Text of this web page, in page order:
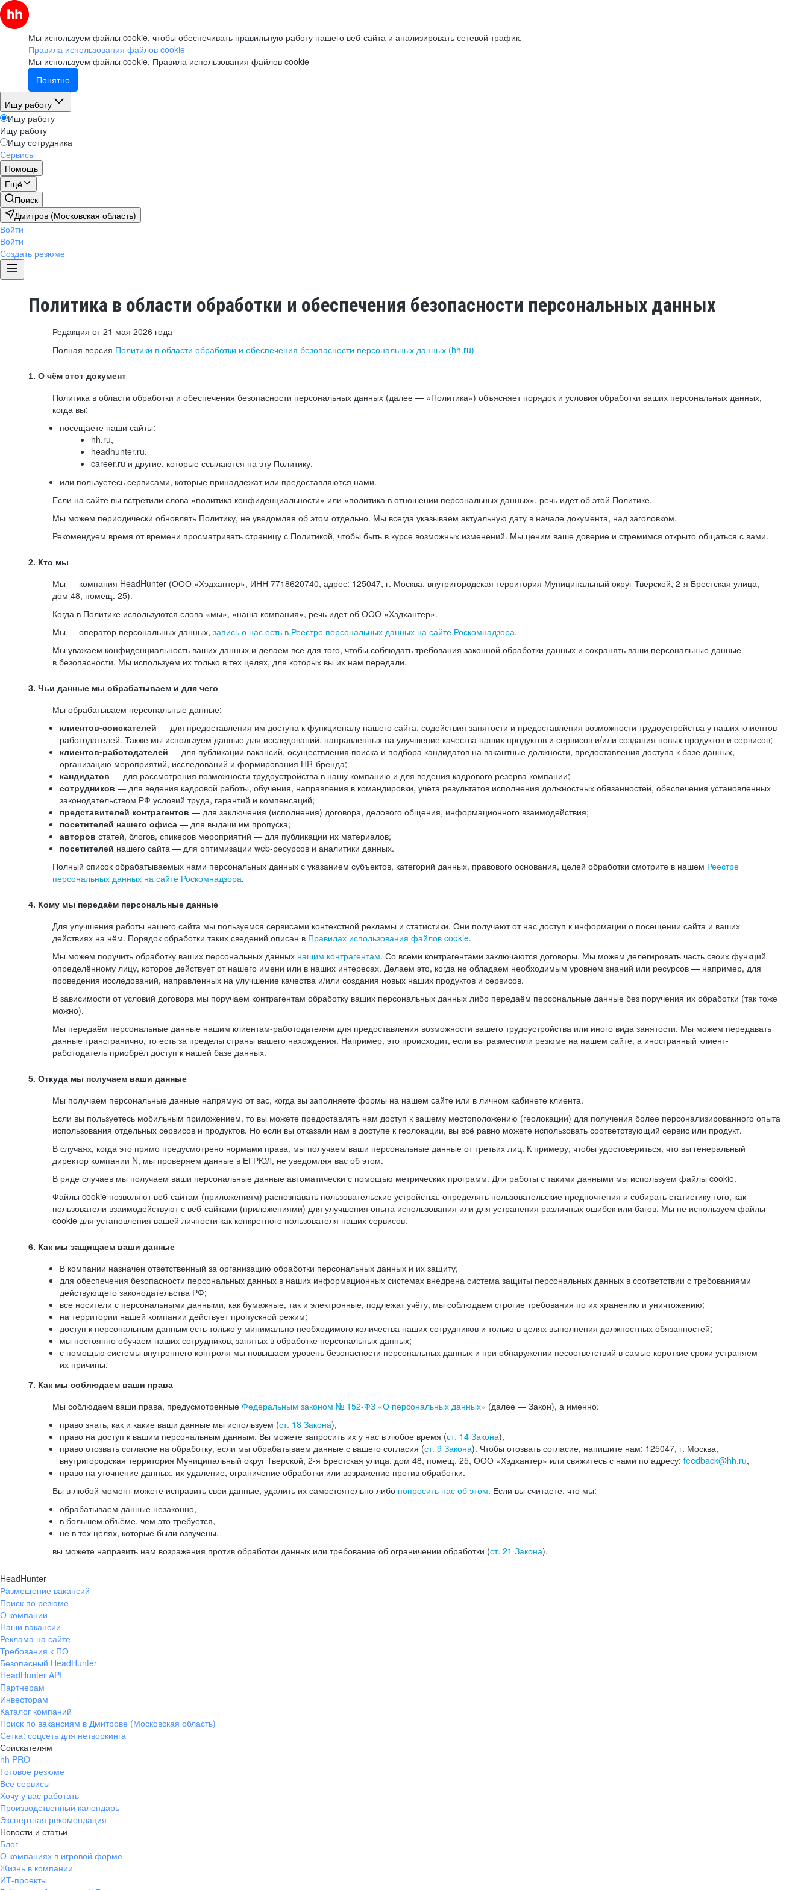
Мы используем файлы cookie, чтобы обеспечивать правильную работу нашего веб-сайта и анализировать сетевой трафик.
Правила использования файлов cookie
Мы используем файлы cookie. Правила использования файлов cookie
Понятно
Ищу работу
Ищу работу
Ищу работу
Ищу сотрудника
Сервисы
Помощь
Ещё
Поиск
Дмитров (Московская область)
Войти
Войти
Создать резюме
Политика в области обработки и обеспечения безопасности персональных данных
Редакция от 21 мая 2026 года
Полная версия Политики в области обработки и обеспечения безопасности персональных данных (hh.ru)
1. О чём этот документ
Политика в области обработки и обеспечения безопасности персональных данных (далее — «Политика») объясняет порядок и условия обработки ваших персональных данных,
когда вы:
посещаете наши сайты:
hh.ru,
headhunter.ru,
career.ru и другие, которые ссылаются на эту Политику,
или пользуетесь сервисами, которые принадлежат или предоставляются нами.
Если на сайте вы встретили слова «политика конфиденциальности» или «политика в отношении персональных данных», речь идет об этой Политике.
Мы можем периодически обновлять Политику, не уведомляя об этом отдельно. Мы всегда указываем актуальную дату в начале документа, над заголовком.
Рекомендуем время от времени просматривать страницу с Политикой, чтобы быть в курсе возможных изменений. Мы ценим ваше доверие и стремимся открыто общаться с вами.
2. Кто мы
Мы — компания HeadHunter (ООО «Хэдхантер», ИНН 7718620740, адрес: 125047, г. Москва, внутригородская территория Муниципальный округ Тверской, 2-я Брестская улица,
дом 48, помещ. 25).
Когда в Политике используются слова «мы», «наша компания», речь идет об ООО «Хэдхантер».
Мы — оператор персональных данных, запись о нас есть в Реестре персональных данных на сайте Роскомнадзора.
Мы уважаем конфиденциальность ваших данных и делаем всё для того, чтобы соблюдать требования законной обработки данных и сохранять ваши персональные данные
в безопасности. Мы используем их только в тех целях, для которых вы их нам передали.
3. Чьи данные мы обрабатываем и для чего
Мы обрабатываем персональные данные:
клиентов-соискателей — для предоставления им доступа к функционалу нашего сайта, содействия занятости и предоставления возможности трудоустройства у наших клиентов-
работодателей. Также мы используем данные для исследований, направленных на улучшение качества наших продуктов и сервисов и/или создания новых продуктов и сервисов;
клиентов-работодателей — для публикации вакансий, осуществления поиска и подбора кандидатов на вакантные должности, предоставления доступа к базе данных,
организацию мероприятий, исследований и формирования HR-бренда;
кандидатов — для рассмотрения возможности трудоустройства в нашу компанию и для ведения кадрового резерва компании;
сотрудников — для ведения кадровой работы, обучения, направления в командировки, учёта результатов исполнения должностных обязанностей, обеспечения установленных
законодательством РФ условий труда, гарантий и компенсаций;
представителей контрагентов — для заключения (исполнения) договора, делового общения, информационного взаимодействия;
посетителей нашего офиса — для выдачи им пропуска;
авторов статей, блогов, спикеров мероприятий — для публикации их материалов;
посетителей нашего сайта — для оптимизации web-ресурсов и аналитики данных.
Полный список обрабатываемых нами персональных данных с указанием субъектов, категорий данных, правового основания, целей обработки смотрите в нашем Реестре
персональных данных на сайте Роскомнадзора.
4. Кому мы передаём персональные данные
Для улучшения работы нашего сайта мы пользуемся сервисами контекстной рекламы и статистики. Они получают от нас доступ к информации о посещении сайта и ваших
действиях на нём. Порядок обработки таких сведений описан в Правилах использования файлов cookie.
Мы можем поручить обработку ваших персональных данных нашим контрагентам. Со всеми контрагентами заключаются договоры. Мы можем делегировать часть своих функций
определённому лицу, которое действует от нашего имени или в наших интересах. Делаем это, когда не обладаем необходимым уровнем знаний или ресурсов — например, для
проведения исследований, направленных на улучшение качества и/или создания новых наших продуктов и сервисов.
В зависимости от условий договора мы поручаем контрагентам обработку ваших персональных данных либо передаём персональные данные без поручения их обработки (так тоже
можно).
Мы передаём персональные данные нашим клиентам-работодателям для предоставления возможности вашего трудоустройства или иного вида занятости. Мы можем передавать
данные трансгранично, то есть за пределы страны вашего нахождения. Например, это происходит, если вы разместили резюме на нашем сайте, а иностранный клиент-
работодатель приобрёл доступ к нашей базе данных.
5. Откуда мы получаем ваши данные
Мы получаем персональные данные напрямую от вас, когда вы заполняете формы на нашем сайте или в личном кабинете клиента.
Если вы пользуетесь мобильным приложением, то вы можете предоставлять нам доступ к вашему местоположению (геолокации) для получения более персонализированного опыта
использования отдельных сервисов и продуктов. Но если вы отказали нам в доступе к геолокации, вы всё равно можете использовать соответствующий сервис или продукт.
В случаях, когда это прямо предусмотрено нормами права, мы получаем ваши персональные данные от третьих лиц. К примеру, чтобы удостовериться, что вы генеральный
директор компании N, мы проверяем данные в ЕГРЮЛ, не уведомляя вас об этом.
В ряде случаев мы получаем ваши персональные данные автоматически с помощью метрических программ. Для работы с такими данными мы используем файлы cookie.
Файлы cookie позволяют веб-сайтам (приложениям) распознавать пользовательские устройства, определять пользовательские предпочтения и собирать статистику того, как
пользователи взаимодействуют с веб-сайтами (приложениями) для улучшения опыта использования или для устранения различных ошибок или багов. Мы не используем файлы
cookie для установления вашей личности как конкретного пользователя наших сервисов.
6. Как мы защищаем ваши данные
В компании назначен ответственный за организацию обработки персональных данных и их защиту;
для обеспечения безопасности персональных данных в наших информационных системах внедрена система защиты персональных данных в соответствии с требованиями
действующего законодательства РФ;
все носители с персональными данными, как бумажные, так и электронные, подлежат учёту, мы соблюдаем строгие требования по их хранению и уничтожению;
на территории нашей компании действует пропускной режим;
доступ к персональным данным есть только у минимально необходимого количества наших сотрудников и только в целях выполнения должностных обязанностей;
мы постоянно обучаем наших сотрудников, занятых в обработке персональных данных;
с помощью системы внутреннего контроля мы повышаем уровень безопасности персональных данных и при обнаружении несоответствий в самые короткие сроки устраняем
их причины.
7. Как мы соблюдаем ваши права
Мы соблюдаем ваши права, предусмотренные Федеральным законом № 152-ФЗ «О персональных данных» (далее — Закон), а именно:
право знать, как и какие ваши данные мы используем (ст. 18 Закона),
право на доступ к вашим персональным данным. Вы можете запросить их у нас в любое время (ст. 14 Закона),
право отозвать согласие на обработку, если мы обрабатываем данные с вашего согласия (ст. 9 Закона). Чтобы отозвать согласие, напишите нам: 125047, г. Москва,
внутригородская территория Муниципальный округ Тверской, 2-я Брестская улица, дом 48, помещ. 25, ООО «Хэдхантер» или свяжитесь с нами по адресу: feedback@hh.ru,
право на уточнение данных, их удаление, ограничение обработки или возражение против обработки.
Вы в любой момент можете исправить свои данные, удалить их самостоятельно либо попросить нас об этом. Если вы считаете, что мы:
обрабатываем данные незаконно,
в большем объёме, чем это требуется,
не в тех целях, которые были озвучены,
вы можете направить нам возражения против обработки данных или требование об ограничении обработки (ст. 21 Закона).
HeadHunter
Размещение вакансий
Поиск по резюме
О компании
Наши вакансии
Реклама на сайте
Требования к ПО
Безопасный HeadHunter
HeadHunter API
Партнерам
Инвесторам
Каталог компаний
Поиск по вакансиям в Дмитрове (Московская область)
Сетка: соцсеть для нетворкинга
Соискателям
hh PRO
Готовое резюме
Все сервисы
Хочу у вас работать
Производственный календарь
Экспертная рекомендация
Новости и статьи
Блог
О компаниях в игровой форме
Жизнь в компании
ИТ-проекты